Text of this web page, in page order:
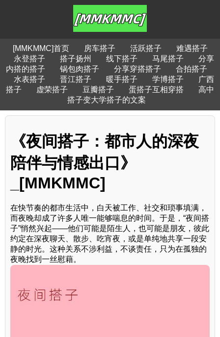
[MMKMMC]首页 房车搭子 活跃搭子
难遇搭子
永登搭子
搭子扬州 线下搭子 马尾搭子
分享
内搭的搭子
锅包肉搭子 分享穿搭搭子
合拍搭子
水表搭子
晋江搭子 暖手搭子 学博搭子
广西
搭子
虚荣搭子 豆瓣搭子 蛋搭子互相穿搭
高中
搭子变大学搭子的文案
《夜间搭子：都市人的深夜
陪伴与情感出口》
_[MMKMMC]
在快节奏的都市生活中，白天被工作、社交和琐事填满，
而夜晚却成了许多人唯一能够喘息的时间。于是，“夜间搭
子”悄然兴起——他们可能是陌生人，也可能是朋友，彼此
约定在深夜聊天、散步、吃宵夜，或是单纯地共享一段安
静的时光。这种关系不涉利益，不谈责任，只为在孤独的
夜晚找到一丝慰藉。